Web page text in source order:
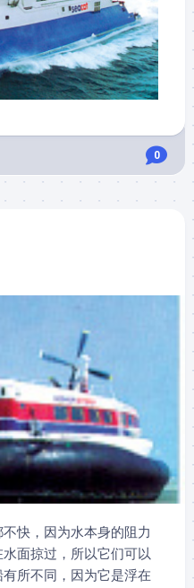
0
快，因为水本身的阻力
面掠过，所以它们可以
所不同，因为它是浮在